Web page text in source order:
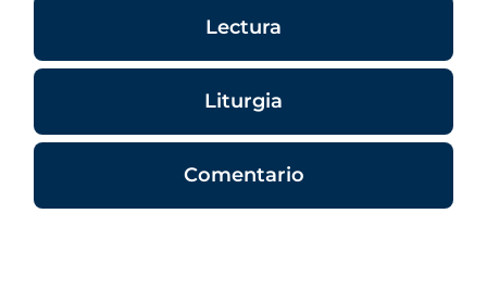
Lectura
Liturgia
Comentario